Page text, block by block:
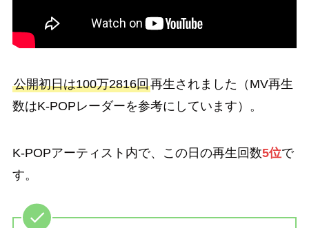
公開初日は100万2816回再生されました（MV再生
数はK-POPレーダーを参考にしています）。
K-POPアーティスト内で、この日の再生回数5位で
す。